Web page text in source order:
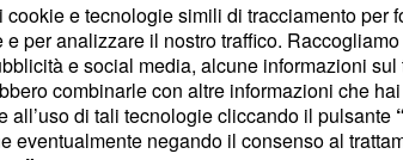
cookie e tecnologie simili di tracciamento
e per analizzare il nostro traffico.
e social media, alcune informazioni
combinarle con altre informazioni che
all’uso di tali tecnologie cliccando il pulsante
eventualmente negando il consenso al